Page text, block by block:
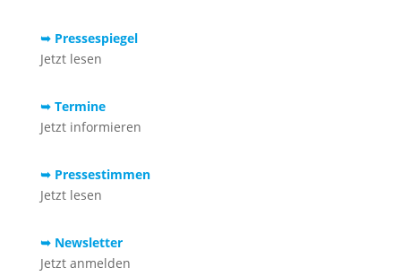
➥ Pressespiegel
Jetzt lesen
➥ Termine
Jetzt informieren
➥ Pressestimmen
Jetzt lesen
➥ Newsletter
Jetzt anmelden